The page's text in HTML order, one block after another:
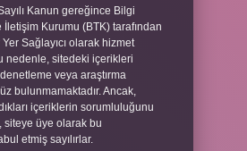
Kanun gereğince Bilgi
Kurumu (BTK) tarafından
Sağlayıcı olarak hizmet
nedenle, sitedeki içerikleri
veya araştırma
bulunmamaktadır. Ancak,
içeriklerin sorumluluğunu
siteye üye olarak bu
etmiş sayılırlar.